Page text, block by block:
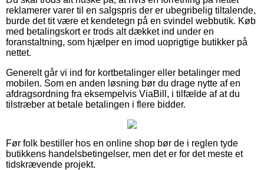
reklamerer varer til en salgspris der er ubegribelig tiltalende,
burde det tit være et kendetegn på en svindel webbutik. Køb
med betalingskort er trods alt dækket ind under en
foranstaltning, som hjælper en imod uoprigtige butikker på
nettet.
Generelt går vi ind for kortbetalinger eller betalinger med
mobilen. Som en anden løsning bør du drage nytte af en
afdragsordning fra eksempelvis ViaBill, i tilfælde af at du
tilstræber at betale betalingen i flere bidder.
Før folk bestiller hos en online shop bør de i reglen tyde
butikkens handelsbetingelser, men det er for det meste et
tidskrævende projekt.